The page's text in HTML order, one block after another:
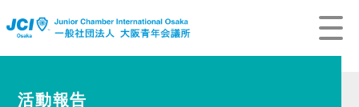
活動報告